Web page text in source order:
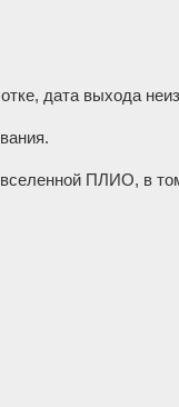
дата выхода
вселенной ПЛИО, в